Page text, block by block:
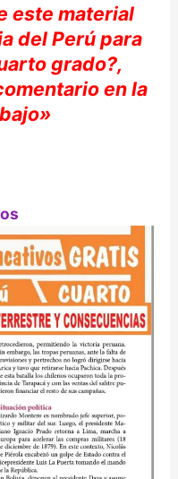
este material
delPerúpara
grado?,
en la